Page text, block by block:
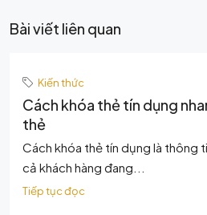
Bài viết liên quan
Kiến thức
Cách khóa thẻ tín dụng
thẻ
Cách khóa thẻ tín dụng là thông
cả khách hàng đang...
Tiếp tục đọc